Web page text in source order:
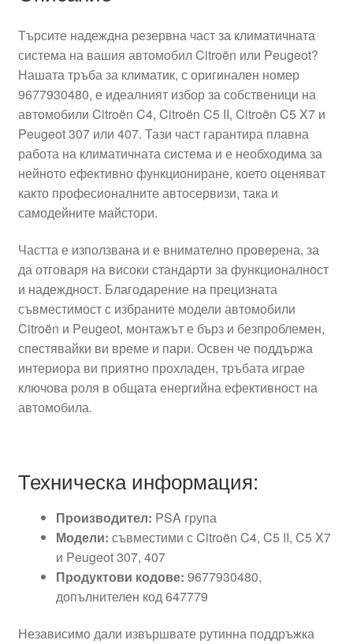
Търсите надеждна резервна част за климатичната
система на вашия автомобил Citroën или Peugeot?
Нашата тръба за климатик, с оригинален номер
9677930480, е идеалният избор за собственици на
автомобили Citroën C4, Citroën C5 II, Citroën C5 X7 и
Peugeot 307 или 407. Тази част гарантира плавна
работа на климатичната система и е необходима за
нейното ефективно функциониране, което оценяват
както професионалните автосервизи, така и
самодейните майстори.
Частта е използвана и е внимателно проверена, за
да отговаря на високи стандарти за функционалност
и надеждност. Благодарение на прецизната
съвместимост с избраните модели автомобили
Citroën и Peugeot, монтажът е бърз и безпроблемен,
спестявайки ви време и пари. Освен че поддържа
интериора ви приятно прохладен, тръбата играе
ключова роля в общата енергийна ефективност на
автомобила.
Техническа информация:
Производител: PSA група
Модели: съвместими с Citroën C4, C5 II, C5 X7
и Peugeot 307, 407
Продуктови кодове: 9677930480,
допълнителен код 647779
Независимо дали извършвате рутинна поддръжка